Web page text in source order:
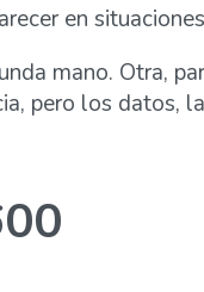
en
mano. Otra,
pero los datos,